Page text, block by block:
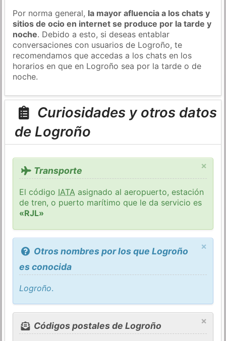
Por norma general, la mayor afluencia a los chats y
sitios de ocio en internet se produce por la tarde y
noche. Debido a esto, si deseas entablar
conversaciones con usuarios de Logroño, te
recomendamos que accedas a los chats en los
horarios en que en Logroño sea por la tarde o de
noche.
Curiosidades y otros datos
de Logroño
×
Transporte
El código IATA asignado al aeropuerto, estación
de tren, o puerto marítimo que le da servicio es
«RJL»
×
Otros nombres por los que Logroño
es conocida
Logroño.
×
Códigos postales de Logroño